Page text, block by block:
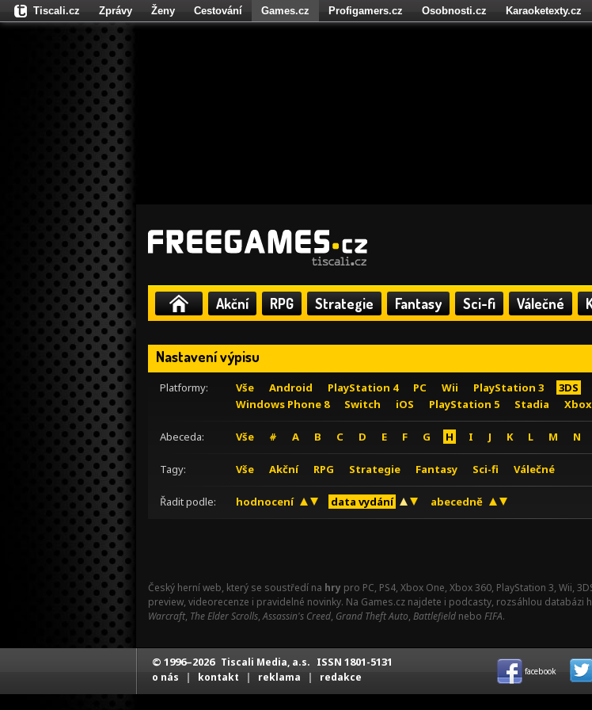
Akční RPG Strategie Fantasy Sci-fi Válečné
Nastavení výpisu
Platformy: Vše Android PlayStation 4 PC Wii PlayStation 3 3DS
Windows Phone 8
Switch iOS PlayStation 5 Stadia
Abeceda: Vše # A B C D E F G H I J K L M N
Tagy: Vše Akční RPG Strategie Fantasy Sci-fi Válečné
Řadit podle: hodnocení data vydání abecedně
Český herní web, který se soustředí na hry pro PC, PS4, Xbox One, Xbox 360, PlayStation 3, Wii,
preview, videorecenze i pravidelné novinky. Na Games.cz najdete i podcasty, rozsáhlou databázi
Warcraft, The Elder Scrolls,Assassin's Creed, Grand Theft Auto, Battlefield nebo FIFA.
Tiscali.cz Zprávy Ženy Cestování Games.cz Profigamers.cz Osobnosti.cz Karaoketexty.cz
Fights.cz
© 1996–2026 Tiscali Media, a.s. ISSN 1801-5131
o nás | kontakt | reklama | redakce facebook